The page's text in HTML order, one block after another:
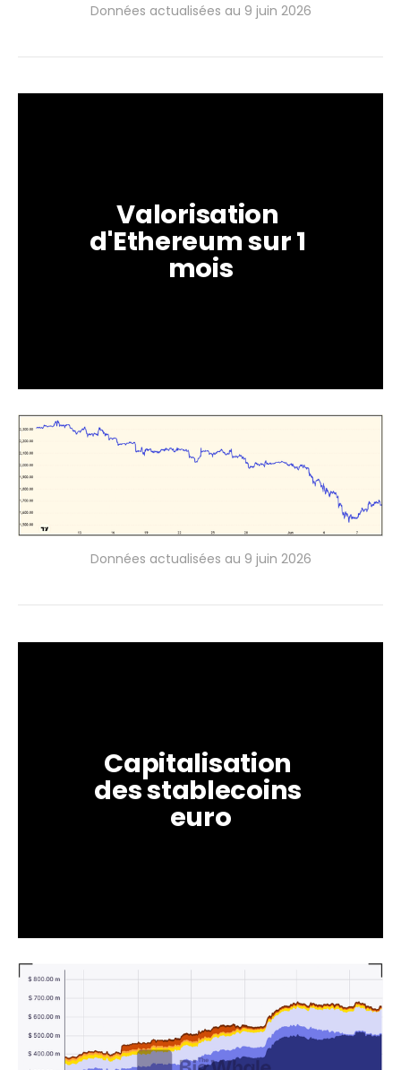
Données actualisées au 9 juin 2026
Valorisation
d'Ethereum sur 1
mois
Données actualisées au 9 juin 2026
Capitalisation
des stablecoins
euro